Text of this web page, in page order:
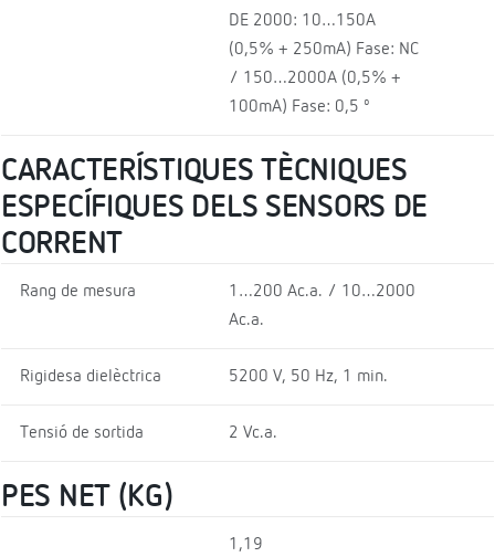
DE 2000: 10…150A
(0,5% + 250mA) Fase: NC
/ 150…2000A (0,5% +
100mA) Fase: 0,5 º
CARACTERÍSTIQUES TÈCNIQUES
ESPECÍFIQUES DELS SENSORS DE
CORRENT
Rang de mesura
1…200 Ac.a. / 10…2000
Ac.a.
Rigidesa dielèctrica 5200 V, 50 Hz, 1 min.
Tensió de sortida 2 Vc.a.
PES NET (KG)
1,19